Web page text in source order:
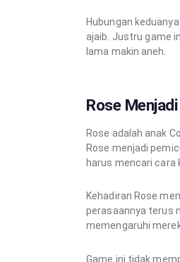
Hubungan
ajaib. Justru game
lama makin aneh.
Rose
Rose adalah anak
Rose menjadi
harus mencari cara
Kehadiran Rose
perasaannya terus
memengaruhi
Game ini tidak